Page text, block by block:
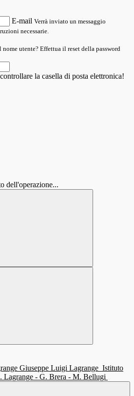
E-mail Verrà inviato un messaggio
necessarie.
utente? Effettua il reset della password
la casella di posta elettronica!
dell'operazione...
Giuseppe Luigi Lagrange Istituto
Lagrange - G. Brera - M. Bellugi